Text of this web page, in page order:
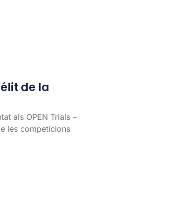
de la
als OPEN Trials –
les competicions